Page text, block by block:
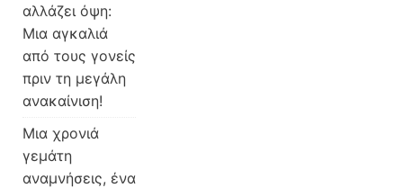
αλλάζει όψη:
Μια αγκαλιά
από τους γονείς
πριν τη μεγάλη
ανακαίνιση!
Μια χρονιά
γεμάτη
αναμνήσεις, ένα